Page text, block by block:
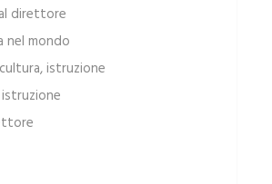
direttore
nel mondo
istruzione